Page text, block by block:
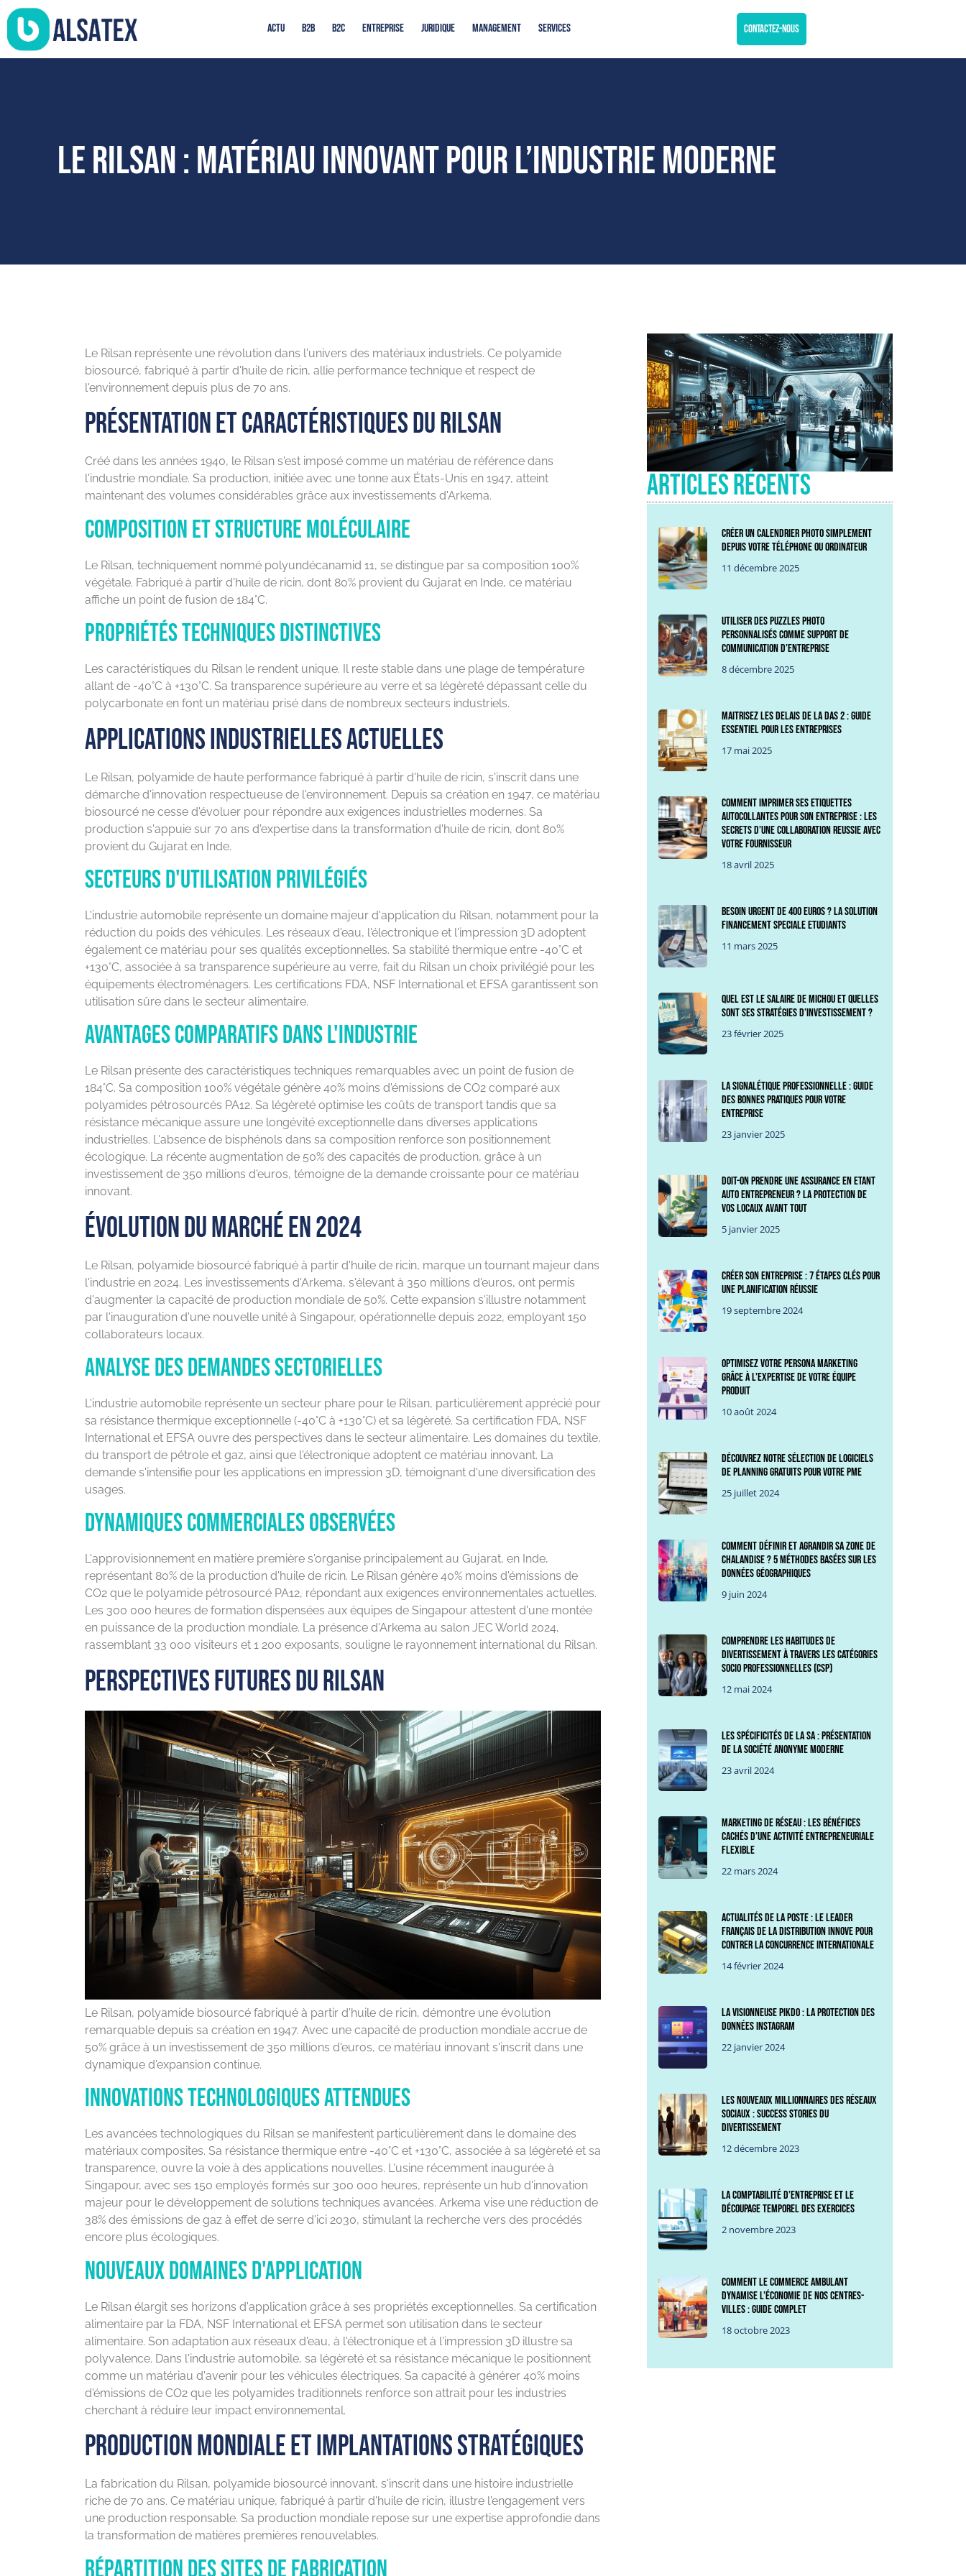
Actu B2b B2c Entreprise Juridique Management Services Contactez-nous
Le Rilsan : Matériau innovant pour l’industrie moderne
Le Rilsan représente une révolution dans l'univers des matériaux industriels. Ce polyamide
biosourcé, fabriqué à partir d'huile de ricin, allie performance technique et respect de
l'environnement depuis plus de 70 ans.
Présentation et caractéristiques du Rilsan
Créé dans les années 1940, le Rilsan s'est imposé comme un matériau de référence dans
l'industrie mondiale. Sa production, initiée avec une tonne aux États-Unis en 1947, atteint
maintenant des volumes considérables grâce aux investissements d'Arkema.
Composition et structure moléculaire
Le Rilsan, techniquement nommé polyundécanamid 11, se distingue par sa composition 100%
végétale. Fabriqué à partir d'huile de ricin, dont 80% provient du Gujarat en Inde, ce matériau
affiche un point de fusion de 184°C.
Propriétés techniques distinctives
Les caractéristiques du Rilsan le rendent unique. Il reste stable dans une plage de température
allant de -40°C à +130°C. Sa transparence supérieure au verre et sa légèreté dépassant celle du
polycarbonate en font un matériau prisé dans de nombreux secteurs industriels.
Applications industrielles actuelles
Le Rilsan, polyamide de haute performance fabriqué à partir d'huile de ricin, s'inscrit dans une
démarche d'innovation respectueuse de l'environnement. Depuis sa création en 1947, ce matériau
biosourcé ne cesse d'évoluer pour répondre aux exigences industrielles modernes. Sa
production s'appuie sur 70 ans d'expertise dans la transformation d'huile de ricin, dont 80%
provient du Gujarat en Inde.
Secteurs d'utilisation privilégiés
L'industrie automobile représente un domaine majeur d'application du Rilsan, notamment pour la
réduction du poids des véhicules. Les réseaux d'eau, l'électronique et l'impression 3D adoptent
également ce matériau pour ses qualités exceptionnelles. Sa stabilité thermique entre -40°C et
+130°C, associée à sa transparence supérieure au verre, fait du Rilsan un choix privilégié pour les
équipements électroménagers. Les certifications FDA, NSF International et EFSA garantissent son
utilisation sûre dans le secteur alimentaire.
Avantages comparatifs dans l'industrie
Le Rilsan présente des caractéristiques techniques remarquables avec un point de fusion de
184°C. Sa composition 100% végétale génère 40% moins d'émissions de CO2 comparé aux
polyamides pétrosourcés PA12. Sa légèreté optimise les coûts de transport tandis que sa
résistance mécanique assure une longévité exceptionnelle dans diverses applications
industrielles. L'absence de bisphénols dans sa composition renforce son positionnement
écologique. La récente augmentation de 50% des capacités de production, grâce à un
investissement de 350 millions d'euros, témoigne de la demande croissante pour ce matériau
innovant.
Évolution du marché en 2024
Le Rilsan, polyamide biosourcé fabriqué à partir d'huile de ricin, marque un tournant majeur dans
l'industrie en 2024. Les investissements d'Arkema, s'élevant à 350 millions d'euros, ont permis
d'augmenter la capacité de production mondiale de 50%. Cette expansion s'illustre notamment
par l'inauguration d'une nouvelle unité à Singapour, opérationnelle depuis 2022, employant 150
collaborateurs locaux.
Analyse des demandes sectorielles
L'industrie automobile représente un secteur phare pour le Rilsan, particulièrement apprécié pour
sa résistance thermique exceptionnelle (-40°C à +130°C) et sa légèreté. Sa certification FDA, NSF
International et EFSA ouvre des perspectives dans le secteur alimentaire. Les domaines du textile,
du transport de pétrole et gaz, ainsi que l'électronique adoptent ce matériau innovant. La
demande s'intensifie pour les applications en impression 3D, témoignant d'une diversification des
usages.
Dynamiques commerciales observées
L'approvisionnement en matière première s'organise principalement au Gujarat, en Inde,
représentant 80% de la production d'huile de ricin. Le Rilsan génère 40% moins d'émissions de
CO2 que le polyamide pétrosourcé PA12, répondant aux exigences environnementales actuelles.
Les 300 000 heures de formation dispensées aux équipes de Singapour attestent d'une montée
en puissance de la production mondiale. La présence d'Arkema au salon JEC World 2024,
rassemblant 33 000 visiteurs et 1 200 exposants, souligne le rayonnement international du Rilsan.
Perspectives futures du Rilsan
Le Rilsan, polyamide biosourcé fabriqué à partir d'huile de ricin, démontre une évolution
remarquable depuis sa création en 1947. Avec une capacité de production mondiale accrue de
50% grâce à un investissement de 350 millions d'euros, ce matériau innovant s'inscrit dans une
dynamique d'expansion continue.
Innovations technologiques attendues
Les avancées technologiques du Rilsan se manifestent particulièrement dans le domaine des
matériaux composites. Sa résistance thermique entre -40°C et +130°C, associée à sa légèreté et sa
transparence, ouvre la voie à des applications nouvelles. L'usine récemment inaugurée à
Singapour, avec ses 150 employés formés sur 300 000 heures, représente un hub d'innovation
majeur pour le développement de solutions techniques avancées. Arkema vise une réduction de
38% des émissions de gaz à effet de serre d'ici 2030, stimulant la recherche vers des procédés
encore plus écologiques.
Nouveaux domaines d'application
Le Rilsan élargit ses horizons d'application grâce à ses propriétés exceptionnelles. Sa certification
alimentaire par la FDA, NSF International et EFSA permet son utilisation dans le secteur
alimentaire. Son adaptation aux réseaux d'eau, à l'électronique et à l'impression 3D illustre sa
polyvalence. Dans l'industrie automobile, sa légèreté et sa résistance mécanique le positionnent
comme un matériau d'avenir pour les véhicules électriques. Sa capacité à générer 40% moins
d'émissions de CO2 que les polyamides traditionnels renforce son attrait pour les industries
cherchant à réduire leur impact environnemental.
Production mondiale et implantations stratégiques
La fabrication du Rilsan, polyamide biosourcé innovant, s'inscrit dans une histoire industrielle
riche de 70 ans. Ce matériau unique, fabriqué à partir d'huile de ricin, illustre l'engagement vers
une production responsable. Sa production mondiale repose sur une expertise approfondie dans
la transformation de matières premières renouvelables.
Répartition des sites de fabrication
Articles récents
Créer un calendrier photo simplement
depuis votre téléphone ou ordinateur
11 décembre 2025
Utiliser des puzzles photo
personnalisés comme support de
communication d’entreprise
8 décembre 2025
Maitrisez les delais de la DAS 2 : Guide
essentiel pour les entreprises
17 mai 2025
Comment imprimer ses etiquettes
autocollantes pour son entreprise : Les
secrets d’une collaboration reussie avec
votre fournisseur
18 avril 2025
Besoin urgent de 400 euros ? La solution
financement speciale etudiants
11 mars 2025
Quel est le salaire de Michou et quelles
sont ses stratégies d’investissement ?
23 février 2025
La signalétique professionnelle : guide
des bonnes pratiques pour votre
entreprise
23 janvier 2025
Doit-on prendre une assurance en etant
auto entrepreneur ? La protection de
vos locaux avant tout
5 janvier 2025
Créer son entreprise : 7 étapes clés pour
une planification réussie
19 septembre 2024
Optimisez votre persona marketing
grâce à l’expertise de votre équipe
produit
10 août 2024
Découvrez notre sélection de logiciels
de planning gratuits pour votre PME
25 juillet 2024
Comment définir et agrandir sa zone de
chalandise ? 5 méthodes basées sur les
données géographiques
9 juin 2024
Comprendre les habitudes de
divertissement à travers les Catégories
Socio Professionnelles (CSP)
12 mai 2024
Les spécificités de la SA : Présentation
de la société anonyme moderne
23 avril 2024
Marketing de Réseau : les bénéfices
cachés d’une activité entrepreneuriale
flexible
22 mars 2024
Actualités de La Poste : Le leader
français de la distribution innove pour
contrer la concurrence internationale
14 février 2024
La visionneuse Pikdo : La protection des
données Instagram
22 janvier 2024
Les nouveaux millionnaires des réseaux
sociaux : success stories du
divertissement
12 décembre 2023
La comptabilité d’entreprise et le
découpage temporel des exercices
2 novembre 2023
Comment le commerce ambulant
dynamise l’économie de nos centres-
villes : guide complet
18 octobre 2023